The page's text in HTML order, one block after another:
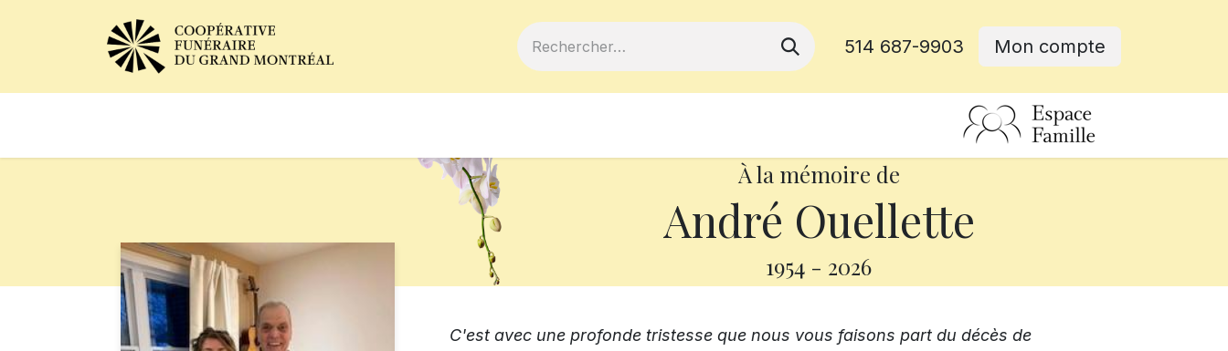
514 687-9903 Mon compte
À la mémoire de
André Ouellette
1954 - 2026
C'est avec une profonde tristesse que nous vous faisons part du décès de